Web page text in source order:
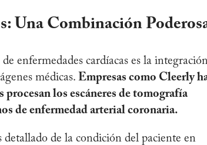
Una Combinación
enfermedades cardíacas es la
médicas. Empresas como Cleerly
los escáneres de tomografía
de enfermedad arterial coronaria.
de la condición del paciente en